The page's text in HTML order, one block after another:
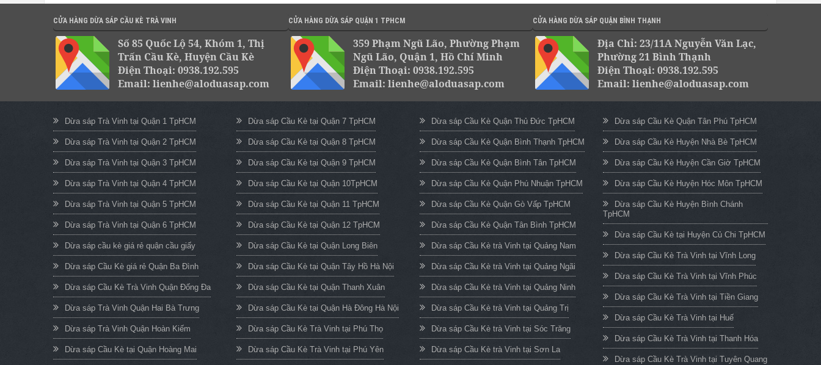
CỬA HÀNG DỪA SÁP CẦU KÈ TRÀ VINH
Số 85 Quốc Lộ 54, Khóm 1, Thị
Trấn Cầu Kè, Huyện Cầu Kè
Điện Thoại: 0938.192.595
Email: lienhe@aloduasap.com
CỬA HÀNG DỪA SÁP QUẬN 1 TPHCM
359 Phạm Ngũ Lão, Phường Phạm
Ngũ Lão, Quận 1, Hồ Chí Minh
Điện Thoại: 0938.192.595
Email: lienhe@aloduasap.com
CỬA HÀNG DỪA SÁP QUẬN BÌNH THẠNH
Địa Chỉ: 23/11A Nguyễn Văn Lạc,
Phường 21 Bình Thạnh
Điện Thoại: 0938.192.595
Email: lienhe@aloduasap.com
Dừa sáp Trà Vinh tại Quận 1 TpHCM
Dừa sáp Trà Vinh tại Quận 2 TpHCM
Dừa sáp Trà Vinh tại Quận 3 TpHCM
Dừa sáp Trà Vinh tại Quận 4 TpHCM
Dừa sáp Trà Vinh tại Quận 5 TpHCM
Dừa sáp Trà Vinh tại Quận 6 TpHCM
Dừa sáp cầu kè giá rẻ quận cầu giấy
Dừa sáp Cầu Kè giá rẻ Quận Ba Đình
Dừa sáp Cầu Kè Trà Vinh Quận Đống Đa
Dừa sáp Trà Vinh Quận Hai Bà Trưng
Dừa sáp Trà Vinh Quận Hoàn Kiếm
Dừa sáp Cầu Kè tại Quận Hoàng Mai
Dừa sáp Cầu Kè tại Quận 7 TpHCM
Dừa sáp Cầu Kè tại Quận 8 TpHCM
Dừa sáp Cầu Kè tại Quận 9 TpHCM
Dừa sáp Cầu Kè tại Quận 10TpHCM
Dừa sáp Cầu Kè tại Quận 11 TpHCM
Dừa sáp Cầu Kè tại Quận 12 TpHCM
Dừa sáp Cầu Kè tại Quận Long Biên
Dừa sáp Cầu Kè tại Quận Tây Hồ Hà Nội
Dừa sáp Cầu Kè tại Quận Thanh Xuân
Dừa sáp Cầu Kè tại Quận Hà Đông Hà Nội
Dừa sáp Cầu Kè Trà Vinh tại Phú Thọ
Dừa sáp Cầu Kè Trà Vinh tại Phú Yên
Dừa sáp Cầu Kè Quận Thủ Đức TpHCM
Dừa sáp Cầu Kè Quận Bình Thạnh TpHCM
Dừa sáp Cầu Kè Quận Bình Tân TpHCM
Dừa sáp Cầu Kè Quận Phú Nhuận TpHCM
Dừa sáp Cầu Kè Quận Gò Vấp TpHCM
Dừa sáp Cầu Kè Quận Tân Bình TpHCM
Dừa sáp Cầu Kè trà Vinh tại Quảng Nam
Dừa sáp Cầu Kè trà Vinh tại Quảng Ngãi
Dừa sáp Cầu Kè trà Vinh tại Quảng Ninh
Dừa sáp Cầu Kè trà Vinh tại Quảng Trị
Dừa sáp Cầu Kè trà Vinh tại Sóc Trăng
Dừa sáp Cầu Kè trà Vinh tại Sơn La
Dừa sáp Cầu Kè Quận Tân Phú TpHCM
Dừa sáp Cầu Kè Huyện Nhà Bè TpHCM
Dừa sáp Cầu Kè Huyện Cần Giờ TpHCM
Dừa sáp Cầu Kè Huyện Hóc Môn TpHCM
Dừa sáp Cầu Kè Huyện Bình Chánh
TpHCM
Dừa sáp Cầu Kè tại Huyện Củ Chi TpHCM
Dừa sáp Cầu Kè Trà Vinh tại Vĩnh Long
Dừa sáp Cầu Kè Trà Vinh tại Vĩnh Phúc
Dừa sáp Cầu Kè Trà Vinh tại Tiền Giang
Dừa sáp Cầu Kè Trà Vinh tại Huế
Dừa sáp Cầu Kè Trà Vinh tại Thanh Hóa
Dừa sáp Cầu Kè Trà Vinh tại Tuyên Quang